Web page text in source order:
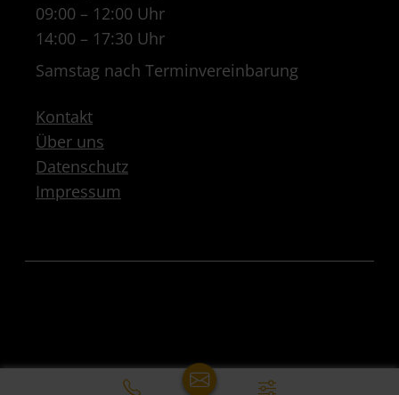
09:00 – 12:00 Uhr
14:00 – 17:30 Uhr
Samstag nach Terminvereinbarung
Kontakt
Über uns
Datenschutz
Impressum